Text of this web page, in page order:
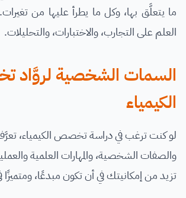
ما يتعلَّق بها، وكل ما يطرأ عليها من
العلم على التجارب، والاختبارات، والتحليلات.
السمات الشخصية
الكيمياء
لو كنت ترغب في دراسة تخصص الكيمياء،
والصفات الشخصية، والمهارات العلمية
تزيد من إمكانيتك في أن تكون مبدعًا،